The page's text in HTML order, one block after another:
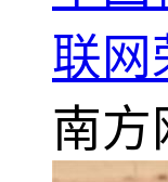
联网
南方